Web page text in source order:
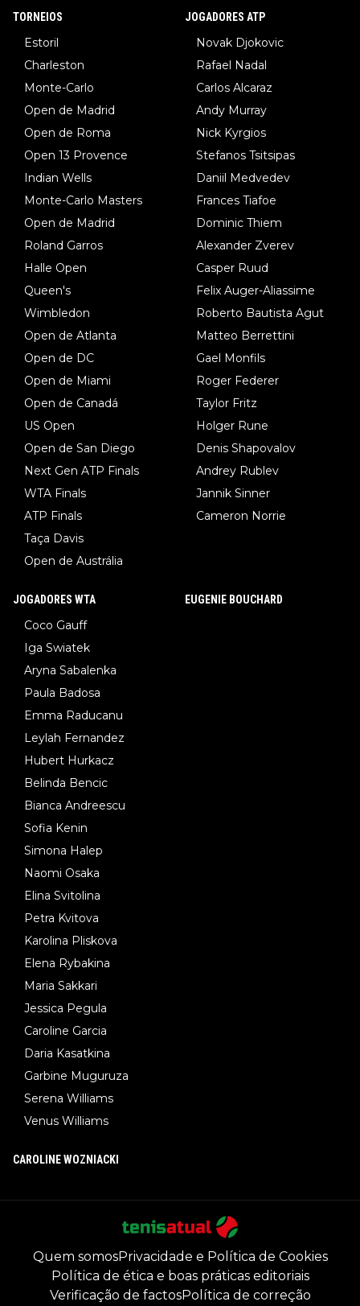
TORNEIOS
Estoril
Charleston
Monte-Carlo
Open de Madrid
Open de Roma
Open 13 Provence
Indian Wells
Monte-Carlo Masters
Open de Madrid
Roland Garros
Halle Open
Queen's
Wimbledon
Open de Atlanta
Open de DC
Open de Miami
Open de Canadá
US Open
Open de San Diego
Next Gen ATP Finals
WTA Finals
ATP Finals
Taça Davis
Open de Austrália
JOGADORES ATP
Novak Djokovic
Rafael Nadal
Carlos Alcaraz
Andy Murray
Nick Kyrgios
Stefanos Tsitsipas
Daniil Medvedev
Frances Tiafoe
Dominic Thiem
Alexander Zverev
Casper Ruud
Felix Auger-Aliassime
Roberto Bautista Agut
Matteo Berrettini
Gael Monfils
Roger Federer
Taylor Fritz
Holger Rune
Denis Shapovalov
Andrey Rublev
Jannik Sinner
Cameron Norrie
JOGADORES WTA
Coco Gauff
Iga Swiatek
Aryna Sabalenka
Paula Badosa
Emma Raducanu
Leylah Fernandez
Hubert Hurkacz
Belinda Bencic
Bianca Andreescu
Sofia Kenin
Simona Halep
Naomi Osaka
Elina Svitolina
Petra Kvitova
Karolina Pliskova
Elena Rybakina
Maria Sakkari
Jessica Pegula
Caroline Garcia
Daria Kasatkina
Garbine Muguruza
Serena Williams
Venus Williams
EUGENIE BOUCHARD
CAROLINE WOZNIACKI
Quem somosPrivacidade e Política de Cookies
Política de ética e boas práticas editoriais
Verificação de factosPolítica de correção